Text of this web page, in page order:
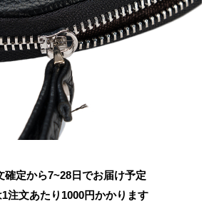
確定から7~28日でお届け予定
注文あたり 1000円かかります